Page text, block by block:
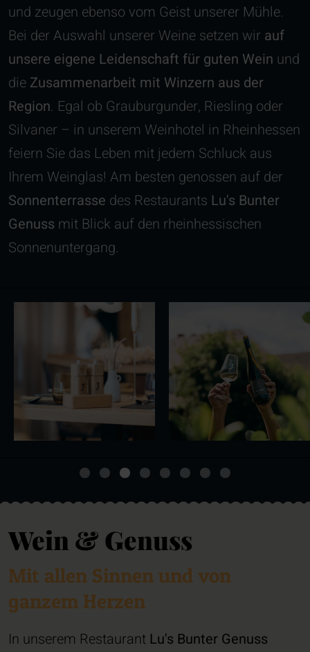
und zeugen ebenso vom Geist unserer Mühle.
Bei der Auswahl unserer Weine setzen wir auf
unsere eigene Leidenschaft für guten Wein und
die Zusammenarbeit mit Winzern aus der
Region. Egal ob Grauburgunder, Riesling oder
Silvaner – in unserem Weinhotel in Rheinhessen
feiern Sie das Leben mit jedem Schluck aus
Ihrem Weinglas! Am besten genossen auf der
Sonnenterrasse des Restaurants Lu's Bunter
Genuss mit Blick auf den rheinhessischen
Sonnenuntergang.
Wein & Genuss
Mit allen Sinnen und von
ganzem Herzen
In unserem Restaurant Lu's Bunter Genuss